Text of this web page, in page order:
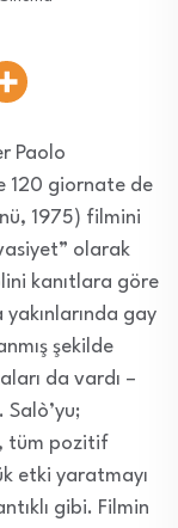
Paolo
120 giornate de
1975) filmini
olarak
kanıtlara göre
yakınlarında gay
şekilde
da vardı –
Salò’yu;
tüm pozitif
etki yaratmayı
gibi. Filmin